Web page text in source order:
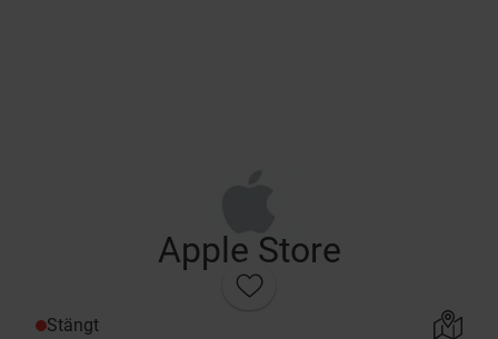
Apple Store
Stängt